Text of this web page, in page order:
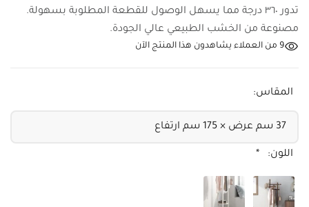
تدور ٣٦٠ درجة مما يسهل الوصول للقطعة المطلوبة بسهولة.
مصنوعة من الخشب الطبيعي عالي الجودة.
9 من العملاء يشاهدون هذا المنتج الآن
المقاس:
اللون: *